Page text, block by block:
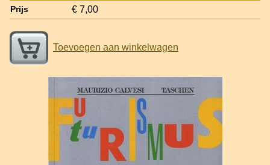
Prijs € 7,00
Toevoegen aan winkelwagen